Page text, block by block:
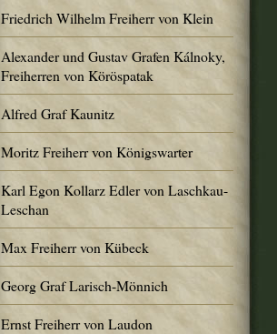
Friedrich Wilhelm Freiherr von Klein
Alexander und Gustav Grafen Kálnoky,
Freiherren von Köröspatak
Alfred Graf Kaunitz
Moritz Freiherr von Königswarter
Karl Egon Kollarz Edler von Laschkau-
Leschan
Max Freiherr von Kübeck
Georg Graf Larisch-Mönnich
Ernst Freiherr von Laudon